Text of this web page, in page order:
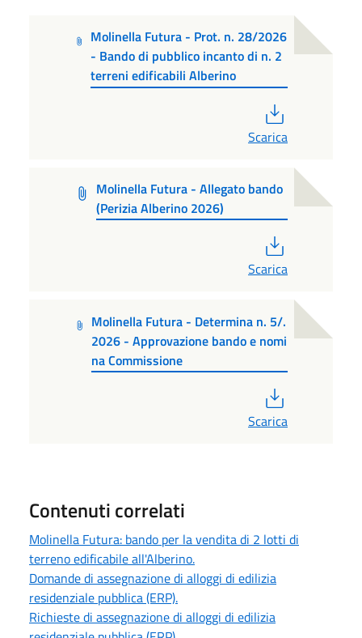
Molinella Futura - Prot. n. 28/2026
- Bando di pubblico incanto di n. 2
terreni edificabili Alberino
Scarica
Molinella Futura - Allegato bando
(Perizia Alberino 2026)
Scarica
Molinella Futura - Determina n. 5/.
2026 - Approvazione bando e nomi
na Commissione
Scarica
Contenuti correlati
Molinella Futura: bando per la vendita di 2 lotti di
terreno edificabile all'Alberino.
Domande di assegnazione di alloggi di edilizia
residenziale pubblica (ERP).
Richieste di assegnazione di alloggi di edilizia